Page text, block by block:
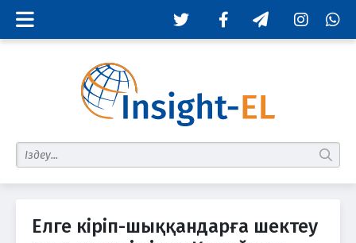
TwitterFacebookTelegramInstagram
табу
Елге кіріп-шыққандарға шектеу